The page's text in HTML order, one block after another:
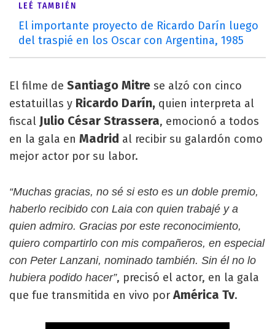
LEÉ TAMBIÉN
El importante proyecto de Ricardo Darín luego
del traspié en los Oscar con Argentina, 1985
El filme de Santiago Mitre se alzó con cinco
estatuillas y Ricardo Darín, quien interpreta al
fiscal Julio César Strassera, emocionó a todos
en la gala en Madrid al recibir su galardón como
mejor actor por su labor.
“Muchas gracias, no sé si esto es un doble premio,
haberlo recibido con Laia con quien trabajé y a
quien admiro. Gracias por este reconocimiento,
quiero compartirlo con mis compañeros, en especial
con Peter Lanzani, nominado también. Sin él no lo
hubiera podido hacer”, precisó el actor, en la gala
que fue transmitida en vivo porAmérica Tv.